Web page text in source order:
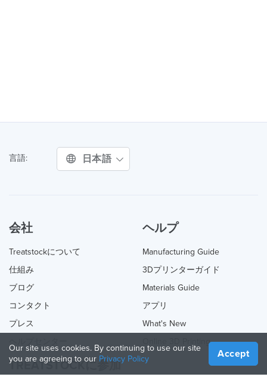
言語: 日本語
会社
Treatstockについて
仕組み
ブログ
コンタクト
プレス
ヘルプ
Manufacturing Guide
3Dプリンターガイド
Materials Guide
アプリ
What's New
Online 3D Printing
TREATSTOCKに参加
Our site uses cookies. By continuing to use our site
you are agreeing to our Privacy Policy Accept